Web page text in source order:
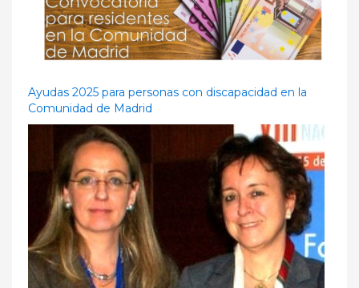
Ayudas 2025 para personas con discapacidad en la
Comunidad de Madrid